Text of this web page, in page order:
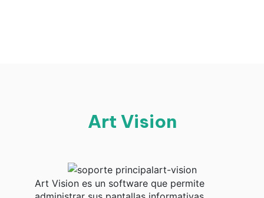
Art Vision
Art Vision es un software que permite